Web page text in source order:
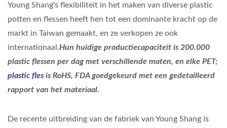
Young Shang's flexibiliteit in het maken van diverse plastic
potten en flessen heeft hen tot een dominante kracht op de
markt in Taiwan gemaakt, en ze verkopen ze ook
internationaal.Hun huidige productiecapaciteit is 200.000
plastic flessen per dag met verschillende maten, en elke PET;
plastic fles is RoHS, FDA goedgekeurd met een gedetailleerd
rapport van het materiaal.
De recente uitbreiding van de fabriek van Young Shang is